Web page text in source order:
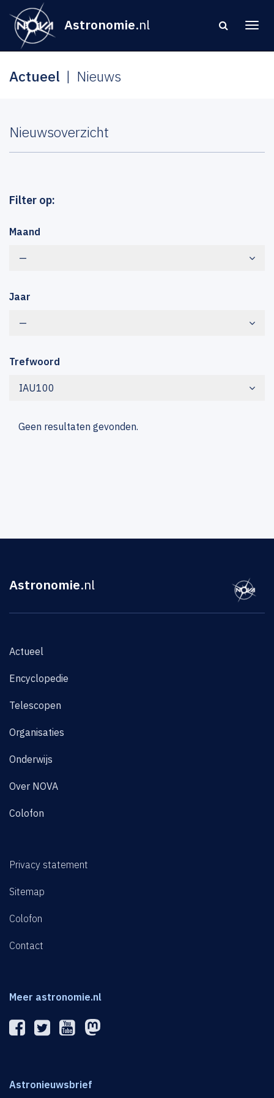
Astronomie.nl
Actueel Nieuws
Nieuwsoverzicht
Filter op:
Maand
—
Jaar
—
Trefwoord
IAU100
Geen resultaten gevonden.
Astronomie.nl
Actueel
Encyclopedie
Telescopen
Organisaties
Onderwijs
Over NOVA
Colofon
Privacy statement
Sitemap
Colofon
Contact
Meer astronomie.nl
Astronieuwsbrief